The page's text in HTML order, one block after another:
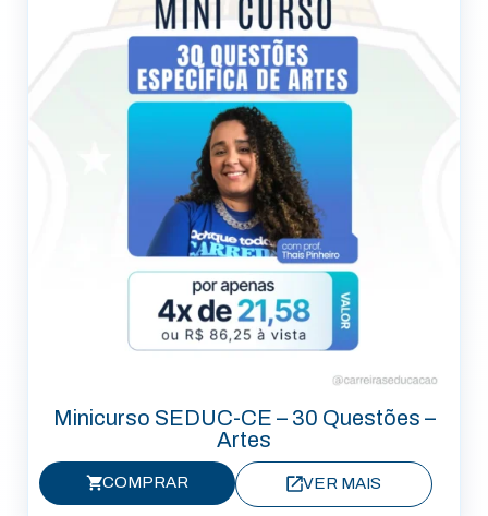
Minicurso SEDUC-CE – 30 Questões –
Artes
COMPRAR VER MAIS